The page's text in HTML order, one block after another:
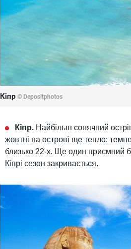
Кіпр © Depositphotos
Кіпр. Найбільш сонячний
жовтні на острові ще тепло:
близько 22-х. Ще один приємний
Кіпрі сезон закривається.